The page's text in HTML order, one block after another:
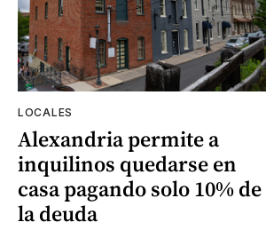
LOCALES
Alexandria permite a
inquilinos quedarse en
casa pagando solo 10% de
la deuda